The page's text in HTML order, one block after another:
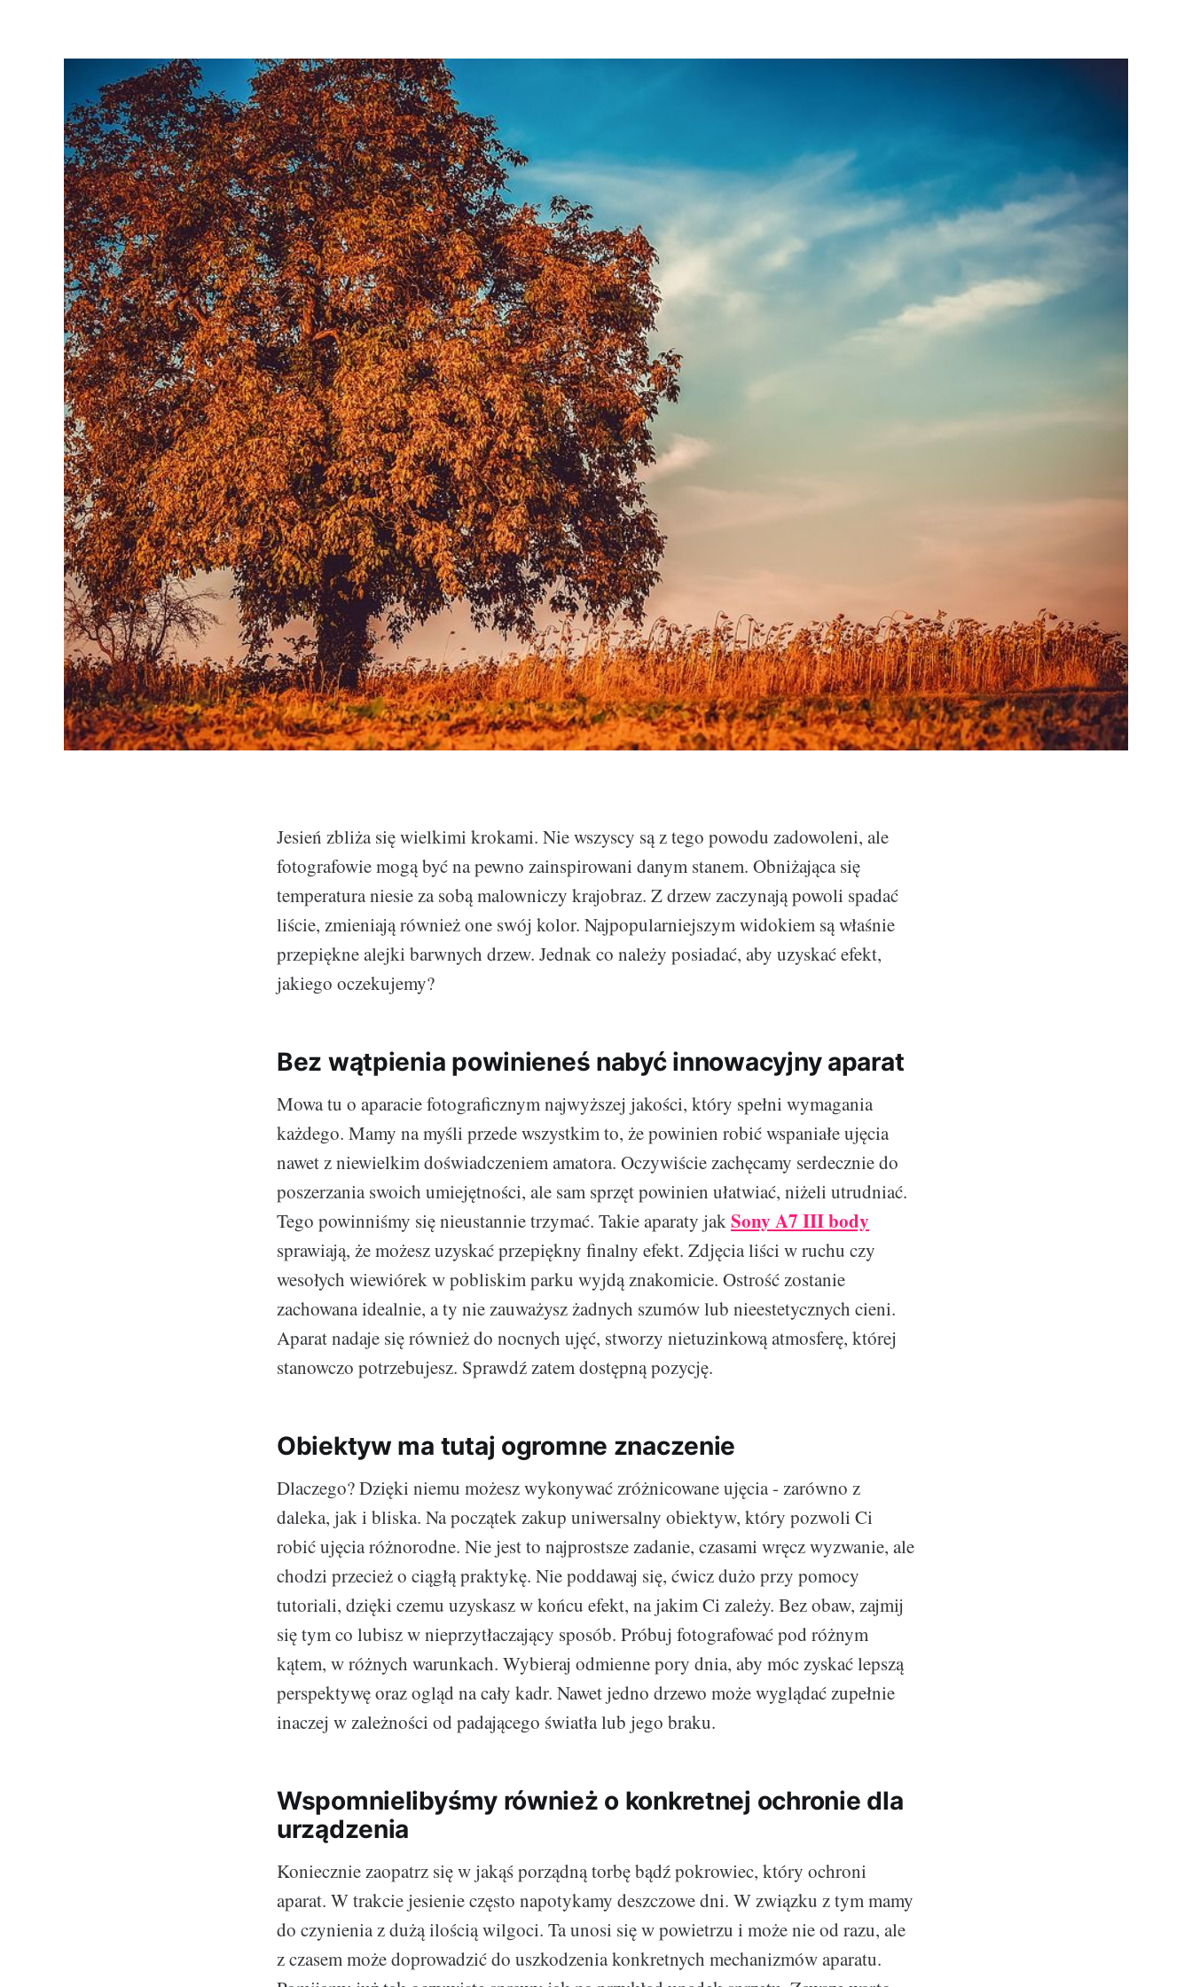
Jesień zbliża się wielkimi krokami. Nie wszyscy są z tego powodu zadowoleni, ale
fotografowie mogą być na pewno zainspirowani danym stanem. Obniżająca się
temperatura niesie za sobą malowniczy krajobraz. Z drzew zaczynają powoli spadać
liście, zmieniają również one swój kolor. Najpopularniejszym widokiem są właśnie
przepiękne alejki barwnych drzew. Jednak co należy posiadać, aby uzyskać efekt,
jakiego oczekujemy?
Bez wątpienia powinieneś nabyć innowacyjny aparat
Mowa tu o aparacie fotograficznym najwyższej jakości, który spełni wymagania
każdego. Mamy na myśli przede wszystkim to, że powinien robić wspaniałe ujęcia
nawet z niewielkim doświadczeniem amatora. Oczywiście zachęcamy serdecznie do
poszerzania swoich umiejętności, ale sam sprzęt powinien ułatwiać, niżeli utrudniać.
Tego powinniśmy się nieustannie trzymać. Takie aparaty jakSony A7 III body
sprawiają, że możesz uzyskać przepiękny finalny efekt. Zdjęcia liści w ruchu czy
wesołych wiewiórek w pobliskim parku wyjdą znakomicie. Ostrość zostanie
zachowana idealnie, a ty nie zauważysz żadnych szumów lub nieestetycznych cieni.
Aparat nadaje się również do nocnych ujęć, stworzy nietuzinkową atmosferę, której
stanowczo potrzebujesz. Sprawdź zatem dostępną pozycję.
Obiektyw ma tutaj ogromne znaczenie
Dlaczego? Dzięki niemu możesz wykonywać zróżnicowane ujęcia - zarówno z
daleka, jak i bliska. Na początek zakup uniwersalny obiektyw, który pozwoli Ci
robić ujęcia różnorodne. Nie jest to najprostsze zadanie, czasami wręcz wyzwanie, ale
chodzi przecież o ciągłą praktykę. Nie poddawaj się, ćwicz dużo przy pomocy
tutoriali, dzięki czemu uzyskasz w końcu efekt, na jakim Ci zależy. Bez obaw, zajmij
się tym co lubisz w nieprzytłaczający sposób. Próbuj fotografować pod różnym
kątem, w różnych warunkach. Wybieraj odmienne pory dnia, aby móc zyskać lepszą
perspektywę oraz ogląd na cały kadr. Nawet jedno drzewo może wyglądać zupełnie
inaczej w zależności od padającego światła lub jego braku.
Wspomnielibyśmy również o konkretnej ochronie dla
urządzenia
Koniecznie zaopatrz się w jakąś porządną torbę bądź pokrowiec, który ochroni
aparat. W trakcie jesienie często napotykamy deszczowe dni. W związku z tym mamy
do czynienia z dużą ilością wilgoci. Ta unosi się w powietrzu i może nie od razu, ale
z czasem może doprowadzić do uszkodzenia konkretnych mechanizmów aparatu.